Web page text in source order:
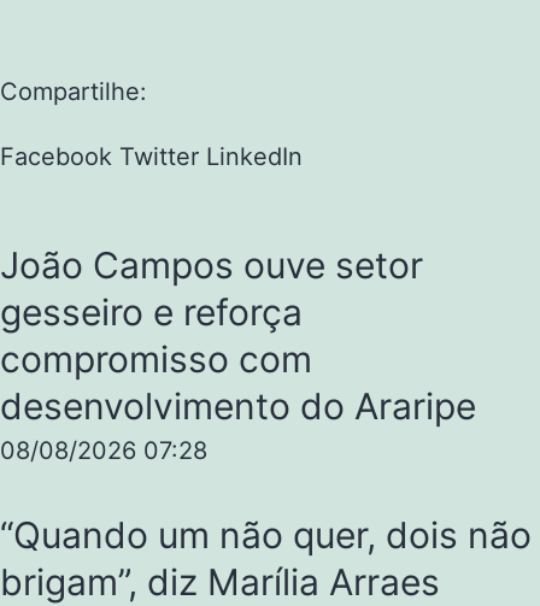
Compartilhe:
Facebook Twitter LinkedIn
João Campos ouve setor
gesseiro e reforça
compromisso com
desenvolvimento do Araripe
08/08/2026 07:28
“Quando um não quer, dois não
brigam”, diz Marília Arraes